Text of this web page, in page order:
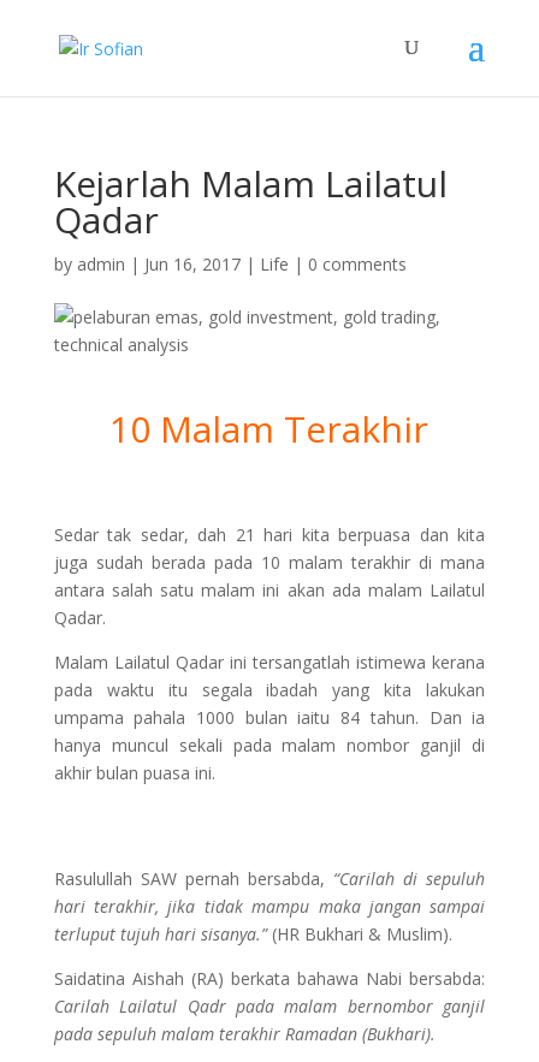
Kejarlah Malam Lailatul
Qadar
by admin | Jun 16, 2017| Life | 0 comments
10 Malam Terakhir
Sedar tak sedar, dah 21 hari kita berpuasa dan kita
juga sudah berada pada 10 malam terakhir di mana
antara salah satu malam ini akan ada malam Lailatul
Qadar.
Malam Lailatul Qadar ini tersangatlah istimewa kerana
pada waktu itu segala ibadah yang kita lakukan
umpama pahala 1000 bulan iaitu 84 tahun. Dan ia
hanya muncul sekali pada malam nombor ganjil di
akhir bulan puasa ini.
Rasulullah SAW pernah bersabda, “Carilah di sepuluh
hari terakhir, jika tidak mampu maka jangan sampai
terluput tujuh hari sisanya.”(HR Bukhari & Muslim).
Saidatina Aishah (RA) berkata bahawa Nabi bersabda:
Carilah Lailatul Qadr pada malam bernombor ganjil
pada sepuluh malam terakhir Ramadan (Bukhari).